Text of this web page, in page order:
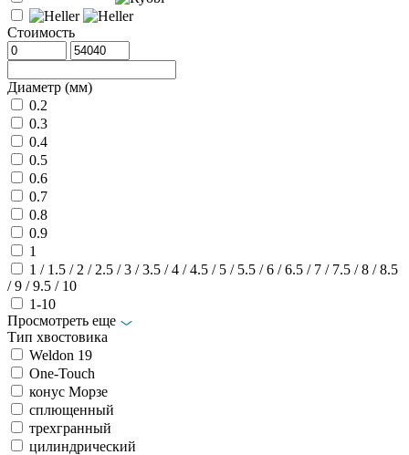
Стоимость
Диаметр (мм)
0.2
0.3
0.4
0.5
0.6
0.7
0.8
0.9
1
1 / 1.5 / 2 / 2.5 / 3 / 3.5 / 4 / 4.5 / 5 / 5.5 / 6 / 6.5 / 7 / 7.5 / 8 / 8.5
/ 9 / 9.5 / 10
1-10
Просмотреть еще
Тип хвостовика
Weldon 19
Оne-Touch
конус Морзе
сплющенный
трехгранный
цилиндрический